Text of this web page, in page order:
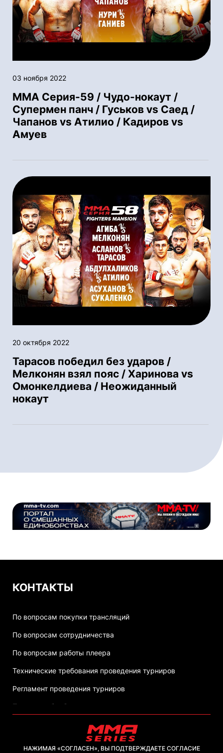
03 ноября 2022
ММА Серия-59 / Чудо-нокаут /
Супермен панч / Гуськов vs Саед /
Чапанов vs Атилио / Кадиров vs
Амуев
20 октября 2022
Тарасов победил без ударов /
Мелконян взял пояс / Харинова vs
Омонкелдиева / Неожиданный
нокаут
КОНТАКТЫ
По вопросам покупки трансляций
По вопросам сотрудничества
По вопросам работы плеера
Технические требования проведения турниров
Регламент проведения турниров
Политика обработки персональных данных
НАЖИМАЯ «СОГЛАСЕН», ВЫ ПОДТВЕРЖДАЕТЕ СОГЛАСИЕ